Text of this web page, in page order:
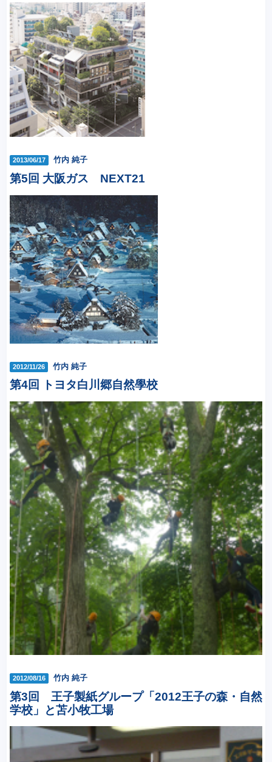
2013/06/17 竹内 純子
第5回 大阪ガス NEXT21
2012/11/26 竹内 純子
第4回 トヨタ白川郷自然學校
2012/08/16 竹内 純子
第3回 王子製紙グループ「2012王子の森・自然
学校」と苫小牧工場